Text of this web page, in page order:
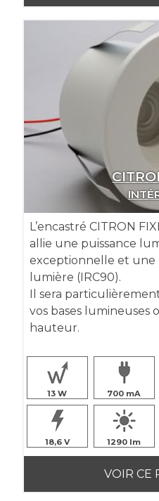
L’encastré CITRON
allie une puissance
exceptionnelle et
lumière (IRC90).
Il sera
vos bases lumineuses
hauteur.
13 700
18,6 1290
VOIR CE